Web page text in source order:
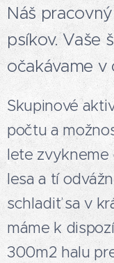
Náš
psíkov. Vaše
očakávame
Skupinové
počtu a
lete
lesa a tí
schladiť sa v
máme k
300m2 halu